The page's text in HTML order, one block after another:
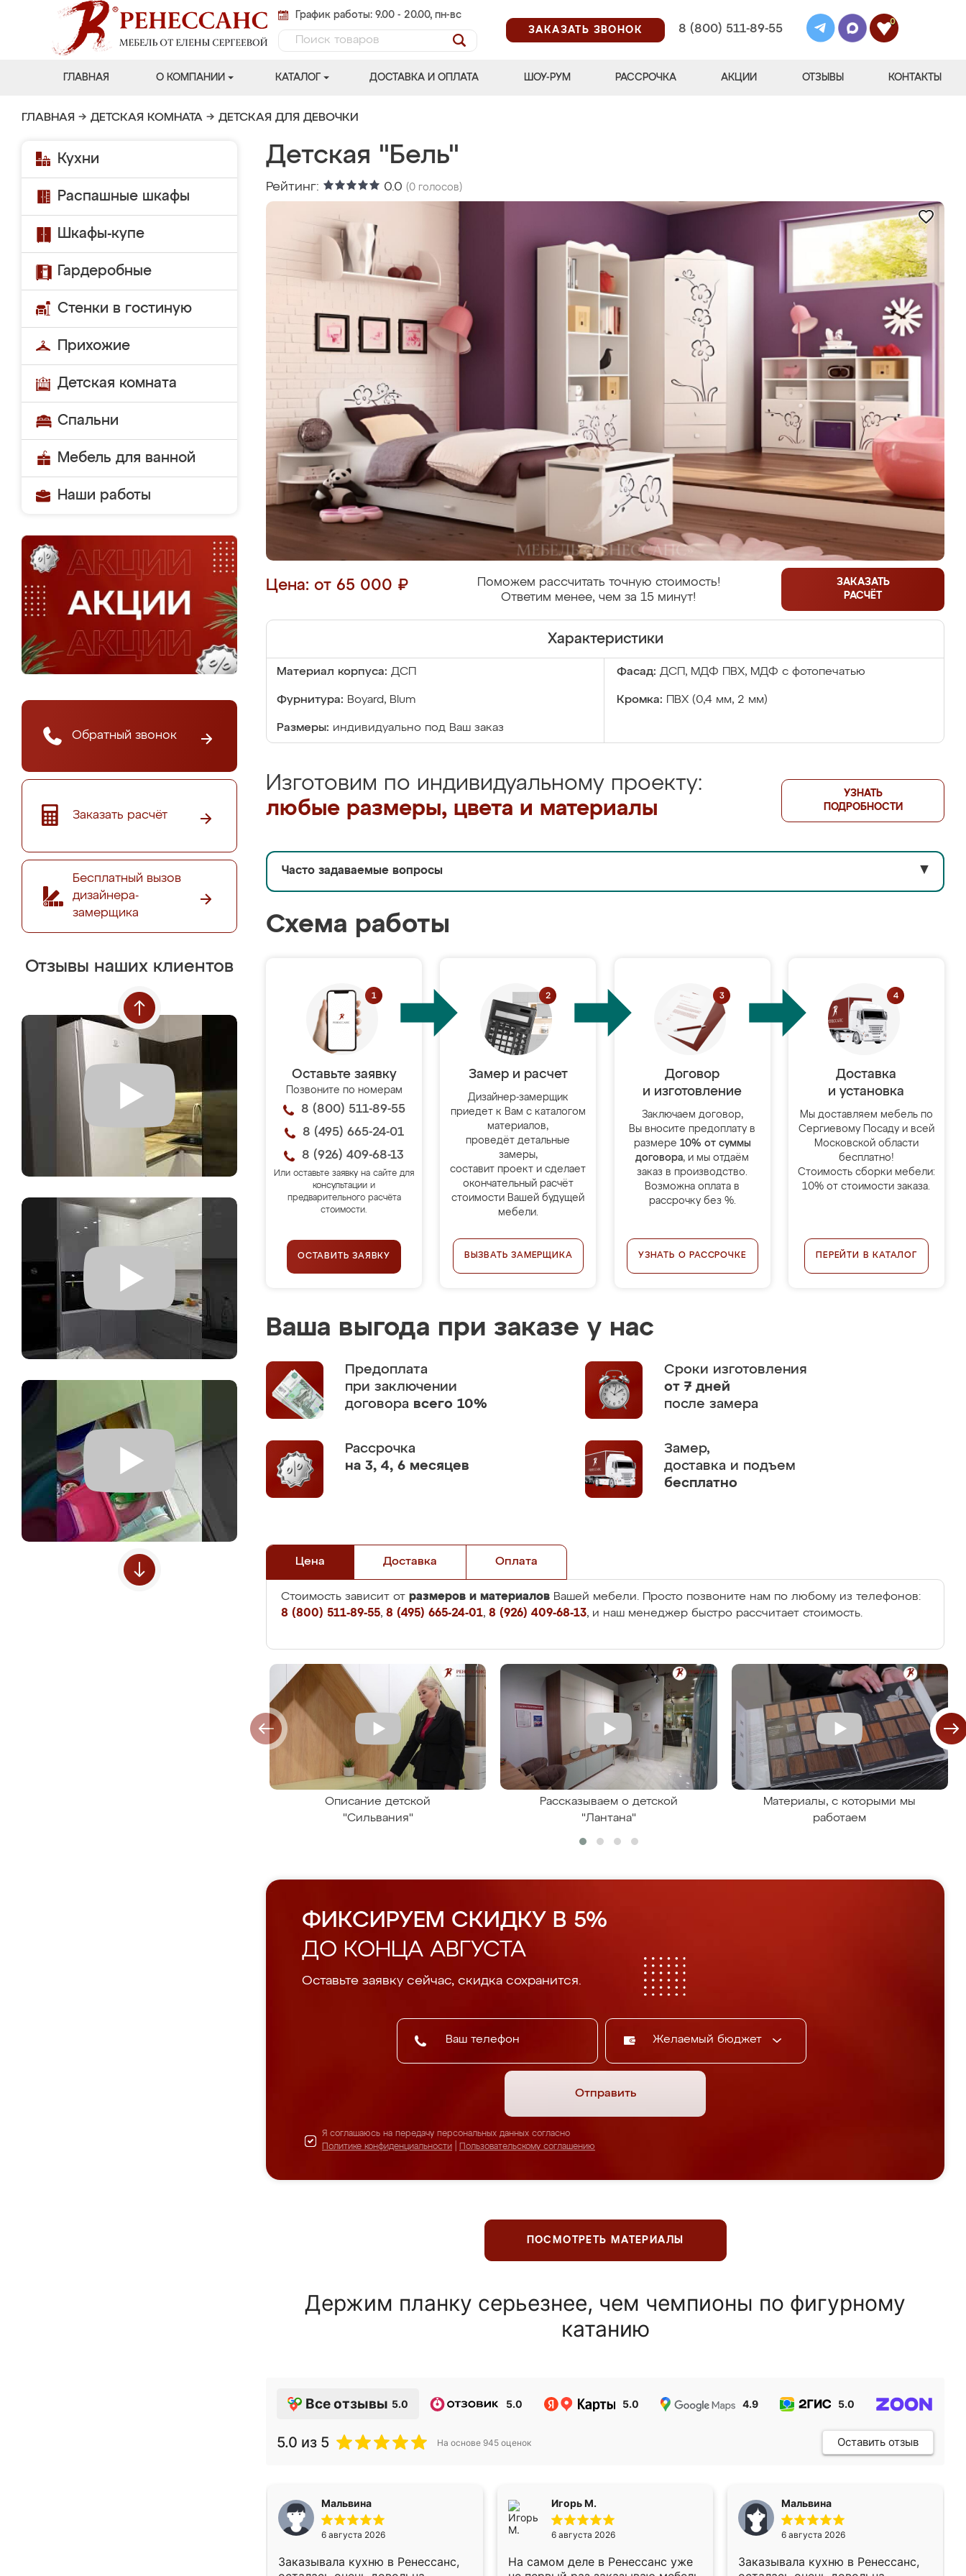
График работы: 9.00 - 20.00, пн-вс
ЗАКАЗАТЬ ЗВОНОК
8 (800) 511-89-55
0
ГЛАВНАЯ О КОМПАНИИ КАТАЛОГ ДОСТАВКА И ОПЛАТА ШОУ-РУМ РАССРОЧКА АКЦИИ ОТЗЫВЫ КОНТАКТЫ
ГЛАВНАЯ → ДЕТСКАЯ КОМНАТА → ДЕТСКАЯ ДЛЯ ДЕВОЧКИ
Кухни
Распашные шкафы
Шкафы-купе
Гардеробные
Стенки в гостиную
Прихожие
Детская комната
Спальни
Мебель для ванной
Наши работы
Обратный звонок
Заказать расчёт
Бесплатный вызов
дизайнера-
замерщика
Отзывы наших клиентов
Детская "Бель"
Рейтинг: 0.0 (0 голосов)
Цена: от 65 000 ₽
Поможем рассчитать точную стоимость!
Ответим менее, чем за 15 минут!
ЗАКАЗАТЬ
РАСЧЁТ
Характеристики
Материал корпуса: ДСП Фасад: ДСП, МДФ ПВХ, МДФ с фотопечатью
Фурнитура: Boyard, Blum Кромка: ПВХ (0,4 мм, 2 мм)
Размеры: индивидуально под Ваш заказ
Изготовим по индивидуальному проекту:
любые размеры, цвета и материалы
УЗНАТЬ
ПОДРОБНОСТИ
Часто задаваемые вопросы ▼
Схема работы
Оставьте заявку
Позвоните по номерам
8 (800) 511-89-55
8 (495) 665-24-01
8 (926) 409-68-13
Или оставьте заявку на сайте для
консультации и
предварительного расчёта
стоимости.
ОСТАВИТЬ ЗАЯВКУ
Замер и расчет
Дизайнер-замерщик
приедет к Вам с каталогом
материалов,
проведёт детальные
замеры,
составит проект и сделает
окончательный расчёт
стоимости Вашей будущей
мебели.
ВЫЗВАТЬ ЗАМЕРЩИКА
Договор
и изготовление
Заключаем договор,
Вы вносите предоплату в
размере 10% от суммы
договора, и мы отдаём
заказ в производство.
Возможна оплата в
рассрочку без %.
УЗНАТЬ О РАССРОЧКЕ
Доставка
и установка
Мы доставляем мебель по
Сергиевому Посаду и всей
Московской области
бесплатно!
Стоимость сборки мебели:
10% от стоимости заказа.
ПЕРЕЙТИ В КАТАЛОГ
Ваша выгода при заказе у нас
Предоплата
при заключении
договора всего 10%
Сроки изготовления
от 7 дней
после замера
Рассрочка
на 3, 4, 6 месяцев
Замер,
доставка и подъем
бесплатно
Цена Доставка Оплата
Стоимость зависит от размеров и материалов Вашей мебели. Просто позвоните нам по любому из телефонов:
8 (800) 511-89-55, 8 (495) 665-24-01, 8 (926) 409-68-13, и наш менеджер быстро рассчитает стоимость.
Описание детской
"Сильвания"
Рассказываем о детской
"Лантана"
Материалы, с которыми мы
работаем
ФИКСИРУЕМ СКИДКУ В 5%
ДО КОНЦА АВГУСТА
Оставьте заявку сейчас, скидка сохранится.
Желаемый бюджет
Отправить
Я соглашаюсь на передачу персональных данных согласно
Политике конфиденциальности
Пользовательскому соглашению
ПОСМОТРЕТЬ МАТЕРИАЛЫ
Держим планку серьезнее, чем чемпионы по фигурному
катанию
Все отзывы 5.0 5.0 5.0 4.9 5.0
5.0 из 5 На основе 945 оценок Оставить отзыв
Мальвина
6 августа 2026
Заказывала кухню в Ренессанс,
Игорь М.
6 августа 2026
На самом деле в Ренессанс уже
Мальвина
6 августа 2026
Заказывала кухню в Ренессанс,